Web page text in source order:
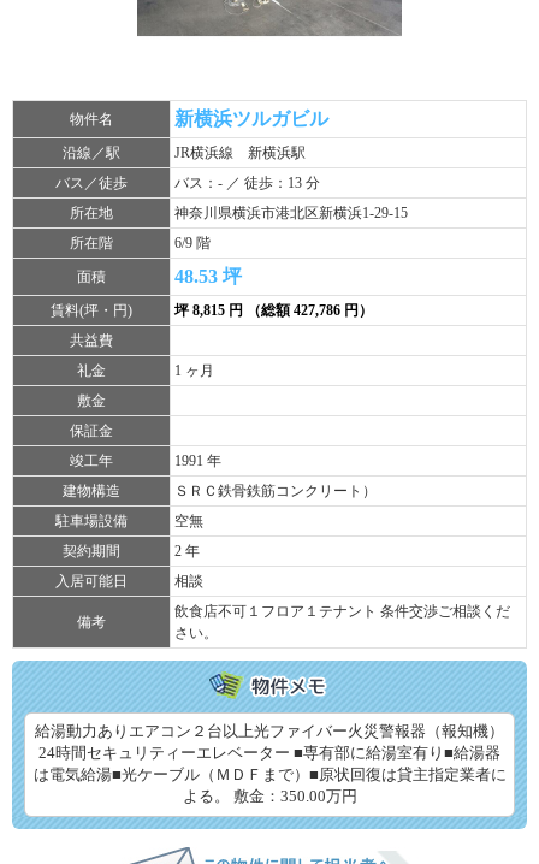
物件名 新横浜ツルガビル
沿線／駅
JR横浜線 新横浜駅
バス／徒歩
バス：- ／ 徒歩：13 分
所在地
神奈川県横浜市港北区新横浜1-29-15
所在階
6/9 階
面積
48.53 坪
賃料(坪・円)
坪 8,815 円 （総額 427,786 円）
共益費
礼金
1 ヶ月
敷金
保証金
竣工年
1991 年
建物構造
ＳＲＣ鉄骨鉄筋コンクリート）
駐車場設備
空無
契約期間
2 年
入居可能日
相談
備考
飲食店不可１フロア１テナント 条件交渉ご相談くだ
さい。
給湯動力ありエアコン２台以上光ファイバー火災警報器（報知機）
24時間セキュリティーエレベーター ■専有部に給湯室有り■給湯器
は電気給湯■光ケーブル（ＭＤＦまで）■原状回復は貸主指定業者に
よる。 敷金：350.00万円